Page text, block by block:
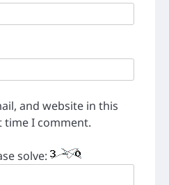
and website in this
I comment.
solve: